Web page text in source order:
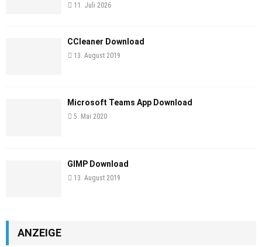
11. Juli 2026
CCleaner Download
13. August 2019
Microsoft Teams App Download
5. Mai 2020
GIMP Download
13. August 2019
ANZEIGE